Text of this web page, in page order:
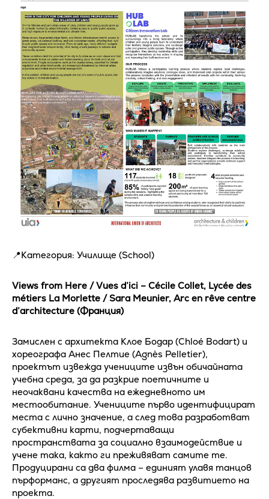
📍Категория: Училище (School)
Views from Here / Vues d’ici – Cécile Collet, Lycée des
métiers La Morlette / Sara Meunier, Arc en rêve centre
d’architecture (Франция)
Замислен с архитекта Клое Бодар (Chloé Bodart) и
хореографа Анес Пелтие (Agnès Pelletier),
проектът извежда учениците извън обичайната
учебна среда, за да разкрие поетичните и
неочаквани качества на ежедневното им
местообитание. Учениците първо идентифицират
места с лично значение, а след това разработват
субективни карти, подчертаващи
пространствата за социално взаимодействие и
учене така, както ги преживяват самите те.
Продуцирани са два филма – единият улавя танцов
пърформанс, а другият проследява развитието на
проекта.